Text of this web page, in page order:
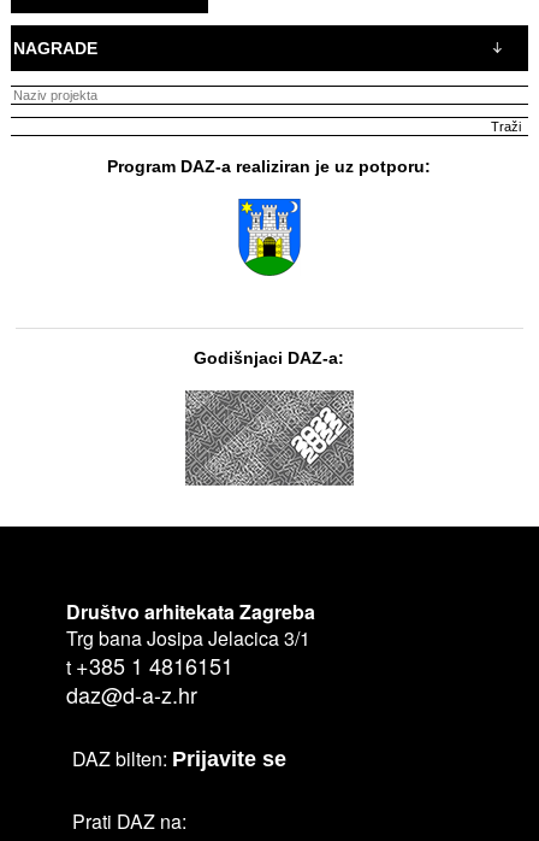
NAGRADE
Program DAZ-a realiziran je uz potporu:
Godišnjaci DAZ-a:
Društvo arhitekata Zagreba
Trg bana Josipa Jelacica 3/1
t +385 1 4816151
daz@d-a-z.hr
DAZ bilten: Prijavite se
Prati DAZ na: